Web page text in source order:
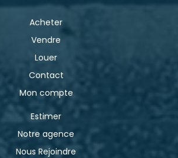
Acheter
Vendre
Louer
Contact
Mon compte
Estimer
Notre agence
Nous Rejoindre